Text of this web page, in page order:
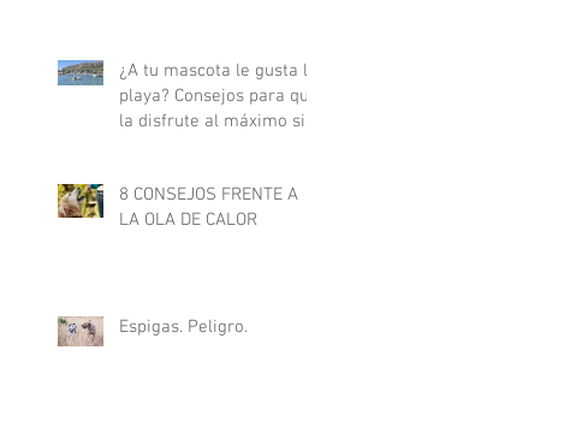
¿A tu mascota le gusta la
playa? Consejos para que
la disfrute al máximo sin
8 CONSEJOS FRENTE A
LA OLA DE CALOR
Espigas. Peligro.